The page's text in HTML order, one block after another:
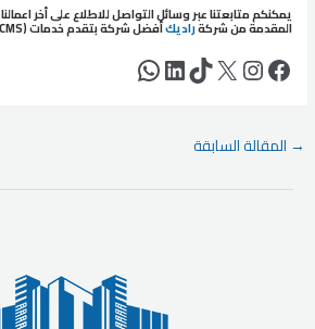
يمكنكم متابعتنا عبر وسائل التواصل للاطلاع على أخر
المقدمة من شركةراديكأفضل شركة بتقدم خدمات (CMS) متكاملة.
فيسبوك
إنستجرام
إكس
تيك توك
لينكد إنواتساب
Post
→ المقالة السابقة